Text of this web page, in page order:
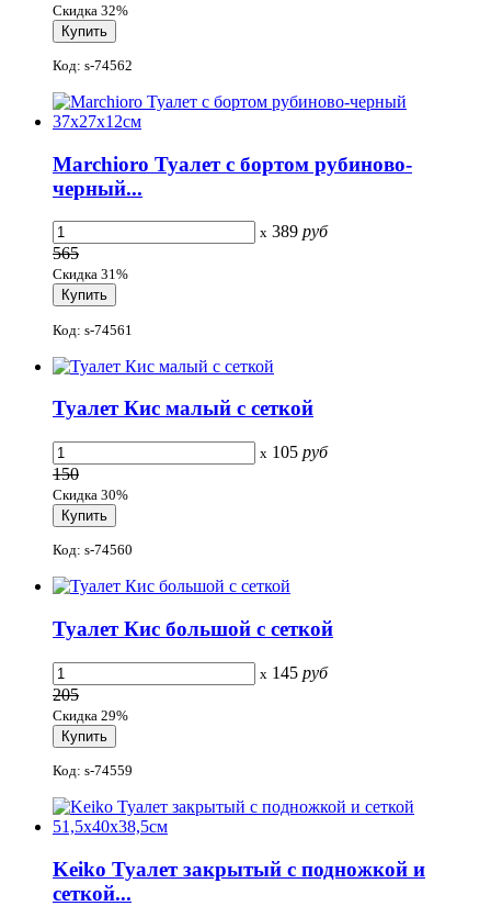
Скидка 32%
Код: s-74562
Marchioro Туалет с бортом рубиново-
черный...
x 389 руб
565
Скидка 31%
Код: s-74561
Туалет Кис малый с сеткой
x 105 руб
150
Скидка 30%
Код: s-74560
Туалет Кис большой с сеткой
x 145 руб
205
Скидка 29%
Код: s-74559
Keiko Туалет закрытый с подножкой и
сеткой...